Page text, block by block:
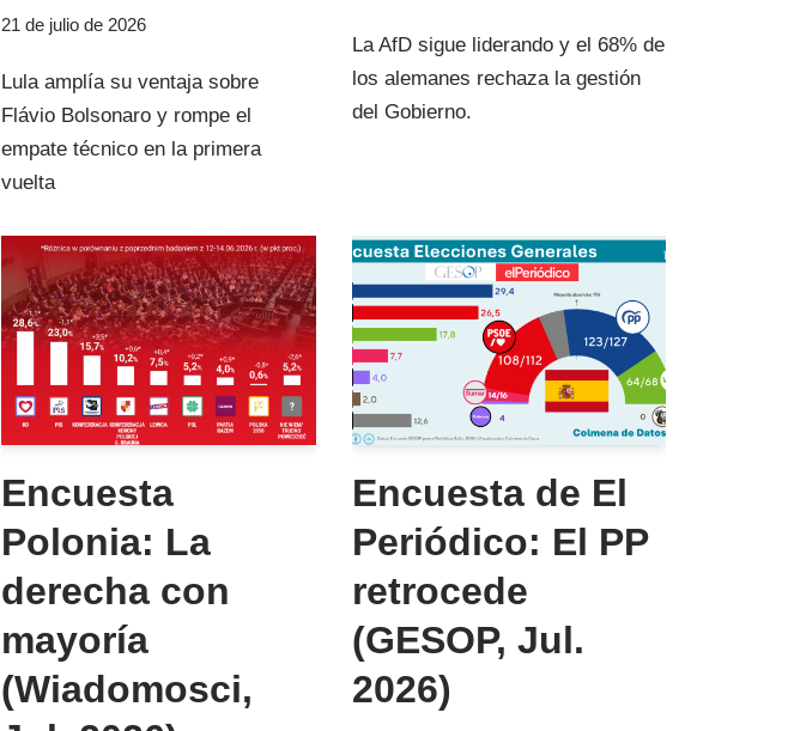
21 de julio de 2026
Lula amplía su ventaja sobre
Flávio Bolsonaro y rompe el
empate técnico en la primera
vuelta
La AfD sigue liderando y el 68% de
los alemanes rechaza la gestión
del Gobierno.
Encuesta
Polonia: La
derecha con
mayoría
(Wiadomosci,
Encuesta de El
Periódico: El PP
retrocede
(GESOP, Jul.
2026)